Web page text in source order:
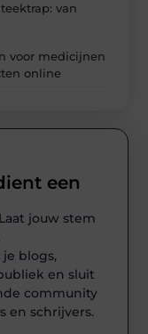
van
voor medicijnen
online
een
jouw stem
blogs,
en sluit
community
en schrijvers.